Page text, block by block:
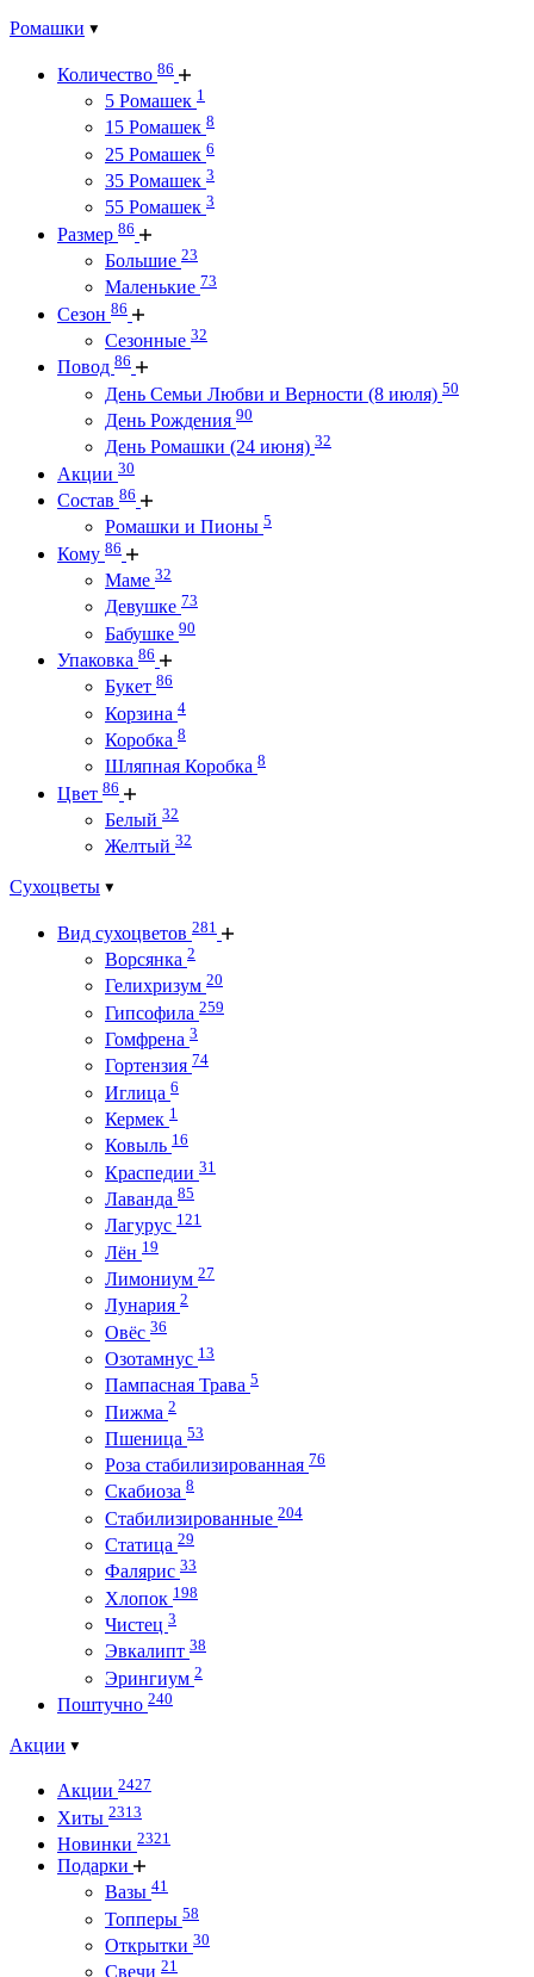
Ромашки
Количество 86
5 Ромашек 1
15 Ромашек 8
25 Ромашек 6
35 Ромашек 3
55 Ромашек 3
Размер 86
Большие 23
Маленькие 73
Сезон 86
Сезонные 32
Повод 86
День Семьи Любви и Верности (8 июля) 50
День Рождения 90
День Ромашки (24 июня) 32
Акции 30
Состав 86
Ромашки и Пионы 5
Кому 86
Маме 32
Девушке 73
Бабушке 90
Упаковка 86
Букет 86
Корзина 4
Коробка 8
Шляпная Коробка 8
Цвет 86
Белый 32
Желтый 32
Сухоцветы
Вид сухоцветов 281
Ворсянка 2
Гелихризум 20
Гипсофила 259
Гомфрена 3
Гортензия 74
Иглица 6
Кермек 1
Ковыль 16
Краспедии 31
Лаванда 85
Лагурус 121
Лён 19
Лимониум 27
Лунария 2
Овёс 36
Озотамнус 13
Пампасная Трава 5
Пижма 2
Пшеница 53
Роза стабилизированная 76
Скабиоза 8
Стабилизированные 204
Статица 29
Фалярис 33
Хлопок 198
Чистец 3
Эвкалипт 38
Эрингиум 2
Поштучно 240
Акции
Акции 2427
Хиты 2313
Новинки 2321
Подарки
Вазы 41
Топперы 58
Открытки 30
Свечи 21